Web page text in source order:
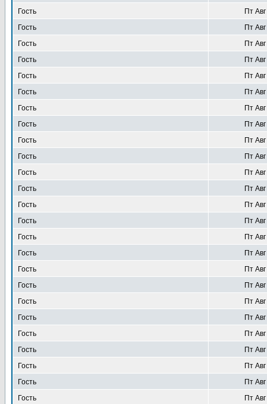
Гость
Пт
Гость
Пт
Гость
Пт
Гость
Пт
Гость
Пт
Гость
Пт
Гость
Пт
Гость
Пт
Гость
Пт
Гость
Пт
Гость
Пт
Гость
Пт
Гость
Пт
Гость
Пт
Гость
Пт
Гость
Пт
Гость
Пт
Гость
Пт
Гость
Пт
Гость
Пт
Гость
Пт
Гость
Пт
Гость
Пт
Гость
Пт
Гость
Пт